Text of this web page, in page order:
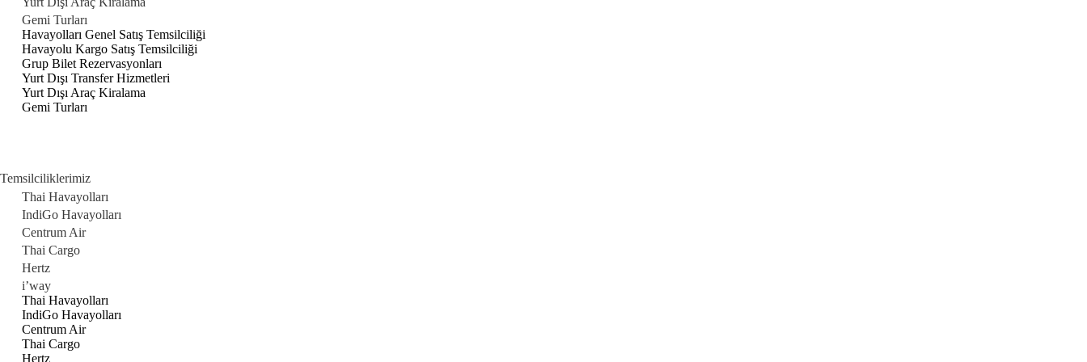
Gemi Turları
Havayolları Genel Satış Temsilciliği
Havayolu Kargo Satış Temsilciliği
Grup Bilet Rezervasyonları
Yurt Dışı Transfer Hizmetleri
Yurt Dışı Araç Kiralama
Gemi Turları
Temsilciliklerimiz
Thai Havayolları
IndiGo Havayolları
Centrum Air
Thai Cargo
Hertz
i’way
Thai Havayolları
IndiGo Havayolları
Centrum Air
Thai Cargo
Hertz